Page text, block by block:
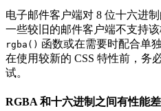
电子邮件客户端对 8 位十六进
一些较旧的邮件客户端不支持
rgba() 函数或在需要时配合单
在使用较新的 CSS 特性前，务
试。
RGBA 和十六进制之间有性能